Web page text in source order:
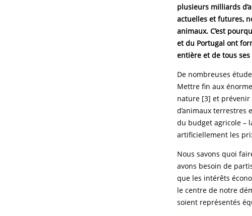
plusieurs milliards
actuelles et futures,
animaux. C’est
et du Portugal ont
entière et de tous
De nombreuses
Mettre fin aux
nature [3] et prévenir
d’animaux terrestres
du budget agricole –
artificiellement les
Nous savons quoi
avons besoin de
que les intérêts
le centre de notre
soient représentés